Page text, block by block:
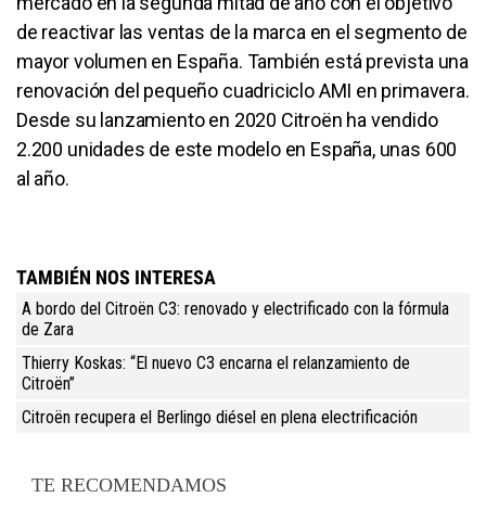
de reactivar las ventas de la marca en el segmento de
mayor volumen en España. También está prevista una
renovación del pequeño cuadriciclo AMI en primavera.
Desde su lanzamiento en 2020 Citroën ha vendido
2.200 unidades de este modelo en España, unas 600
al año.
TAMBIÉN NOS INTERESA
A bordo del Citroën C3: renovado y electrificado con la fórmula
de Zara
Thierry Koskas: “El nuevo C3 encarna el relanzamiento de
Citroën”
Citroën recupera el Berlingo diésel en plena electrificación
TE RECOMENDAMOS